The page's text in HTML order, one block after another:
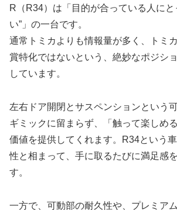
R（R34）は「目的が合っている人にと
い”」の一台です。
通常トミカよりも情報量が多く、トミ
賞特化ではないという、絶妙なポジシ
しています。
左右ドア開閉とサスペンションという
ギミックに留まらず、「触って楽しめ
価値を提供してくれます。R34という
性と相まって、手に取るたびに満足感
す。
一方で、可動部の耐久性や、プレミア